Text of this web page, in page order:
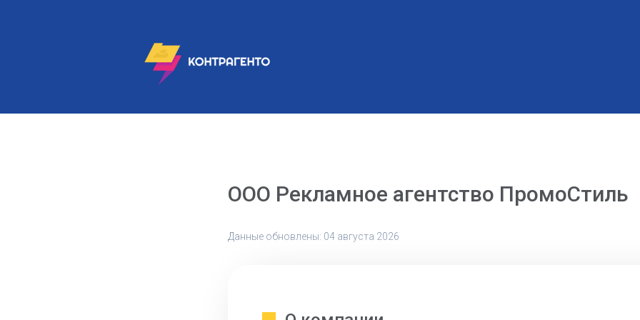
ООО Рекламное агентство ПромоСтиль
Данные обновлены: 04 августа 2026